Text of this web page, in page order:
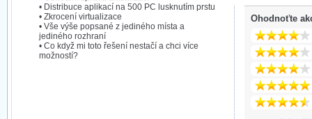
• Distribuce aplikací na 500 PC lusknutím prstu
• Zkrocení virtualizace
• Vše výše popsané z jediného místa a
jediného rozhraní
• Co když mi toto řešení nestačí a chci více
možností?
Ohodnoťte